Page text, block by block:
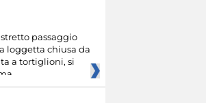
passaggio
loggetta chiusa da
a tortiglioni, si